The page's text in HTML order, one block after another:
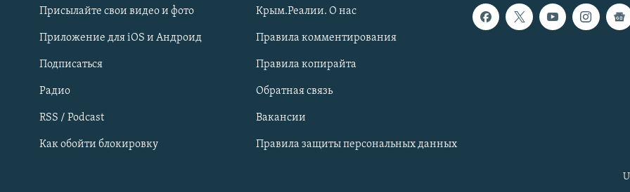
Українською
Qırımtatar
ПРИСОЕДИНЯЙТЕСЬ!
Присылайте свои видео и фото
Приложение для iOS и Андроид
Подписаться
Радио
RSS / Podcast
Как обойти блокировку
Крым.Реалии. О нас
Правила комментирования
Правила копирайта
Обратная связь
Вакансии
Правила защиты персональных данных